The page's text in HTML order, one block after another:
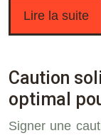
Lire la suite
Caution
optimal
Signer une